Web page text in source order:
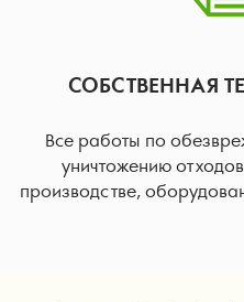
СОБСТВЕННАЯ
Все работы по
уничтожению
производстве,